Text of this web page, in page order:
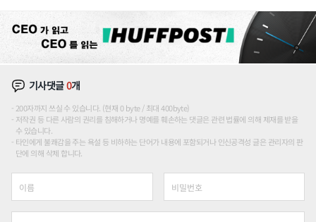
기사댓글0개
200자까지 쓰실 수 있습니다. (현재 0 byte / 최대 400byte)
저작권 등 다른 사람의 권리를 침해하거나 명예를 훼손하는 댓글은 관련 법률에 의해 제재를 받을
수 있습니다.
타인에게 불쾌감을 주는 욕설 등 비하하는 단어가 내용에 포함되거나 인신공격성 글은 관리자의 판
단에 의해 삭제 합니다.